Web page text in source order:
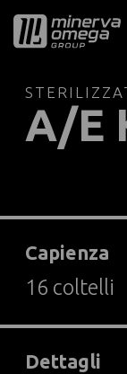
A/E
Capienza
16 coltelli
Dettagli